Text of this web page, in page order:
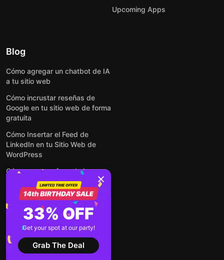
Upcoming Apps
Blog
Cómo agregar un chatbot de IA
a tu sitio web
Cómo incrustar reseñas de
Google en tu sitio web de forma
gratuita
Cómo Insertar el Feed de
LinkedIn en tu Sitio Web de
WordPress
Cómo crear un formulario para
WordPress: de manera simple y
rápida
Cómo incrustar formularios en
cualquier sitio web en línea y
gratis
Ver todas las entradas
33% OFF
Get your spot at our party!
Grab The Deal